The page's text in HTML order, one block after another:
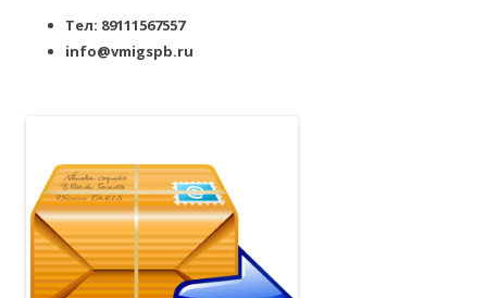
Тел: 89111567557
info@vmigspb.ru